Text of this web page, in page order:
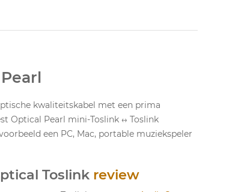
kwaliteitskabel met een prima
Optical Pearl mini-Toslink ↔ Toslink
een PC, Mac, portable muziekspeler
Toslink review